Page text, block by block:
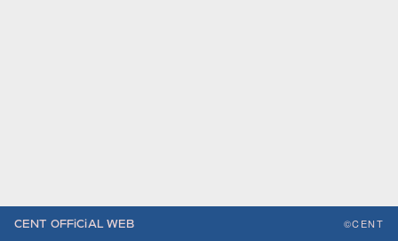
CENT OFFiCiAL WEB ©CENT